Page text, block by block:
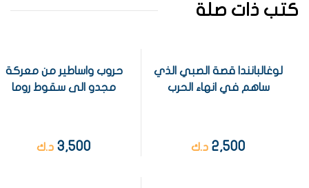
كتب ذات صلة
لوغالبانندا قصة الصبي الذي
ساهم في انهاء الحرب
2,500 د.ك
حروب واساطير من معركة
مجدو الى سقوط روما
3,500 د.ك